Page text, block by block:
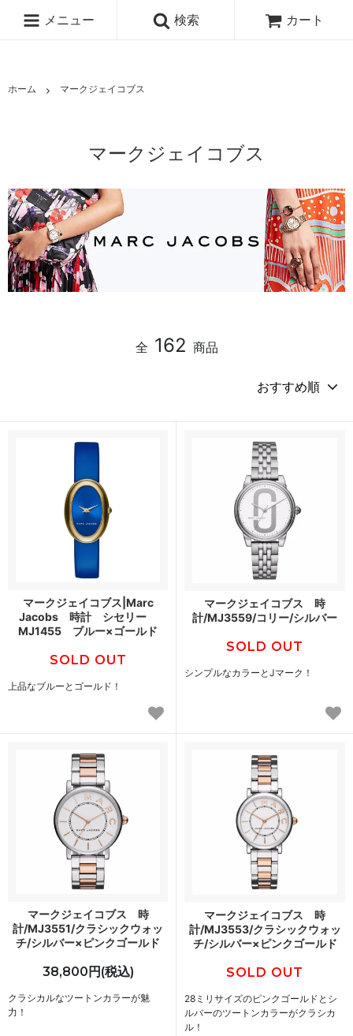
メニュー 検索 カート
ホーム マークジェイコブス
マークジェイコブス
全 162 商品
マークジェイコブス|Marc
Jacobs 時計 シセリー
MJ1455 ブルー×ゴールド
SOLD OUT
上品なブルーとゴールド！
マークジェイコブス 時
計/MJ3559/コリー/シルバー
SOLD OUT
シンプルなカラーとJマーク！
マークジェイコブス 時
計/MJ3551/クラシックウォッ
チ/シルバー×ピンクゴールド
38,800円(税込)
クラシカルなツートンカラーが魅
力！
マークジェイコブス 時
計/MJ3553/クラシックウォッ
チ/シルバー×ピンクゴールド
SOLD OUT
28ミリサイズのピンクゴールドとシ
ルバーのツートンカラーがクラシカ
ル！